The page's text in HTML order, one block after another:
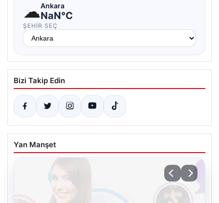
☁Ankara
NaN°C
ŞEHIR SEÇ
Bizi Takip Edin
Yan Manşet